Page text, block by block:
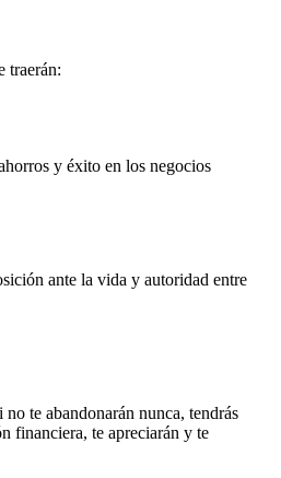
traerán:
y éxito en los negocios
ante la vida y autoridad entre
no te abandonarán nunca, tendrás
financiera, te apreciarán y te